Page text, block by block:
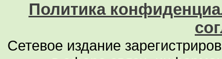
Политика
Сетевое издание